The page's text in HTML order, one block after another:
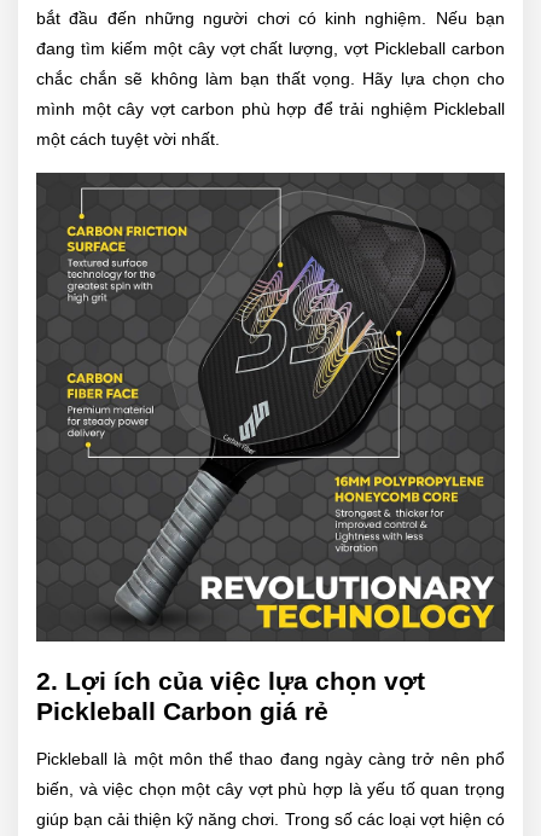
bắt đầu đến những người chơi có kinh nghiệm. Nếu bạn
đang tìm kiếm một cây vợt chất lượng, vợt Pickleball carbon
chắc chắn sẽ không làm bạn thất vọng. Hãy lựa chọn cho
mình một cây vợt carbon phù hợp để trải nghiệm Pickleball
một cách tuyệt vời nhất.
2. Lợi ích của việc lựa chọn vợt
Pickleball Carbon giá rẻ
Pickleball là một môn thể thao đang ngày càng trở nên phổ
biến, và việc chọn một cây vợt phù hợp là yếu tố quan trọng
giúp bạn cải thiện kỹ năng chơi. Trong số các loại vợt hiện có